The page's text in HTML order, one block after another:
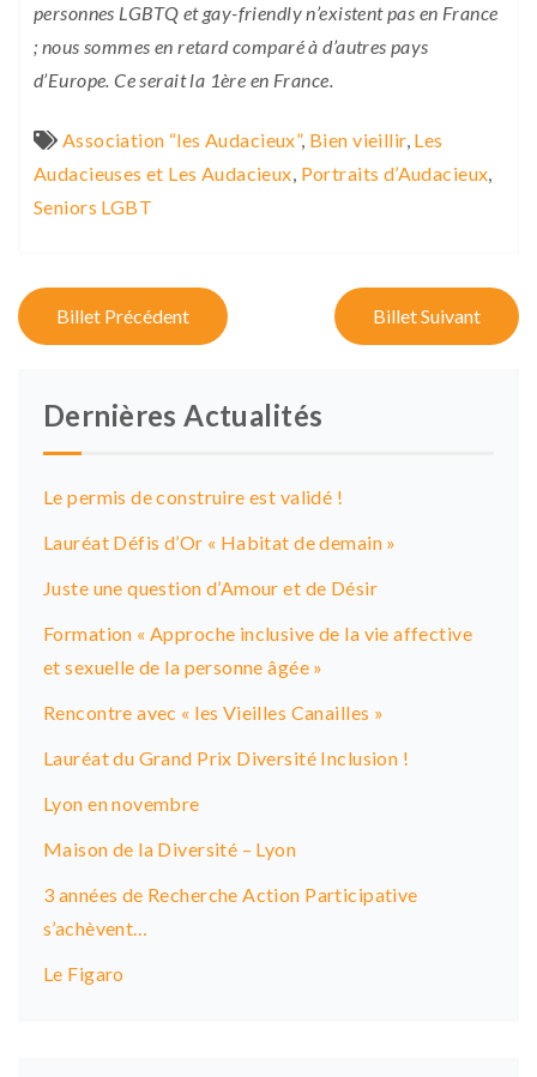
personnes LGBTQ et gay-friendly n’existent pas en France
; nous sommes en retard comparé à d’autres pays
d’Europe. Ce serait la 1ère en France.
Association “les Audacieux”, Bien vieillir, Les
Audacieuses et Les Audacieux, Portraits d’Audacieux,
Seniors LGBT
P
o
Billet Précédent Billet Suivant
Dernières Actualités
Le permis de construire est validé !
Lauréat Défis d’Or « Habitat de demain »
Juste une question d’Amour et de Désir
Formation « Approche inclusive de la vie affective
et sexuelle de la personne âgée »
Rencontre avec « les Vieilles Canailles »
Lauréat du Grand Prix Diversité Inclusion !
Lyon en novembre
Maison de la Diversité – Lyon
3 années de Recherche Action Participative
s’achèvent…
Le Figaro